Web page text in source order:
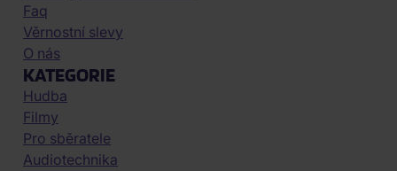
Faq
Věrnostní slevy
O nás
KATEGORIE
Hudba
Filmy
Pro sběratele
Audiotechnika